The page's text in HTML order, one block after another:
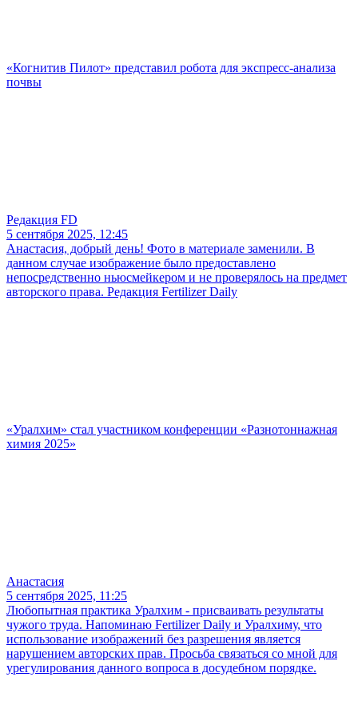
«Когнитив Пилот» представил робота для экспресс-анализа
почвы
Редакция FD
5 сентября 2025, 12:45
Анастасия, добрый день! Фото в материале заменили. В
данном случае изображение было предоставлено
непосредственно ньюсмейкером и не проверялось на предмет
авторского права. Редакция Fertilizer Daily
«Уралхим» стал участником конференции «Разнотоннажная
химия 2025»
Анастасия
5 сентября 2025, 11:25
Любопытная практика Уралхим - присваивать результаты
чужого труда. Напоминаю Fertilizer Daily и Уралхиму, что
использование изображений без разрешения является
нарушением авторских прав. Просьба связаться со мной для
урегулирования данного вопроса в досудебном порядке.